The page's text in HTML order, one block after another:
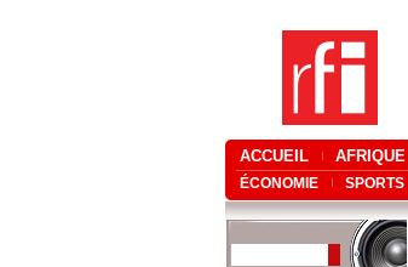
ACCUEIL AFRIQUE
ÉCONOMIE SPORTS